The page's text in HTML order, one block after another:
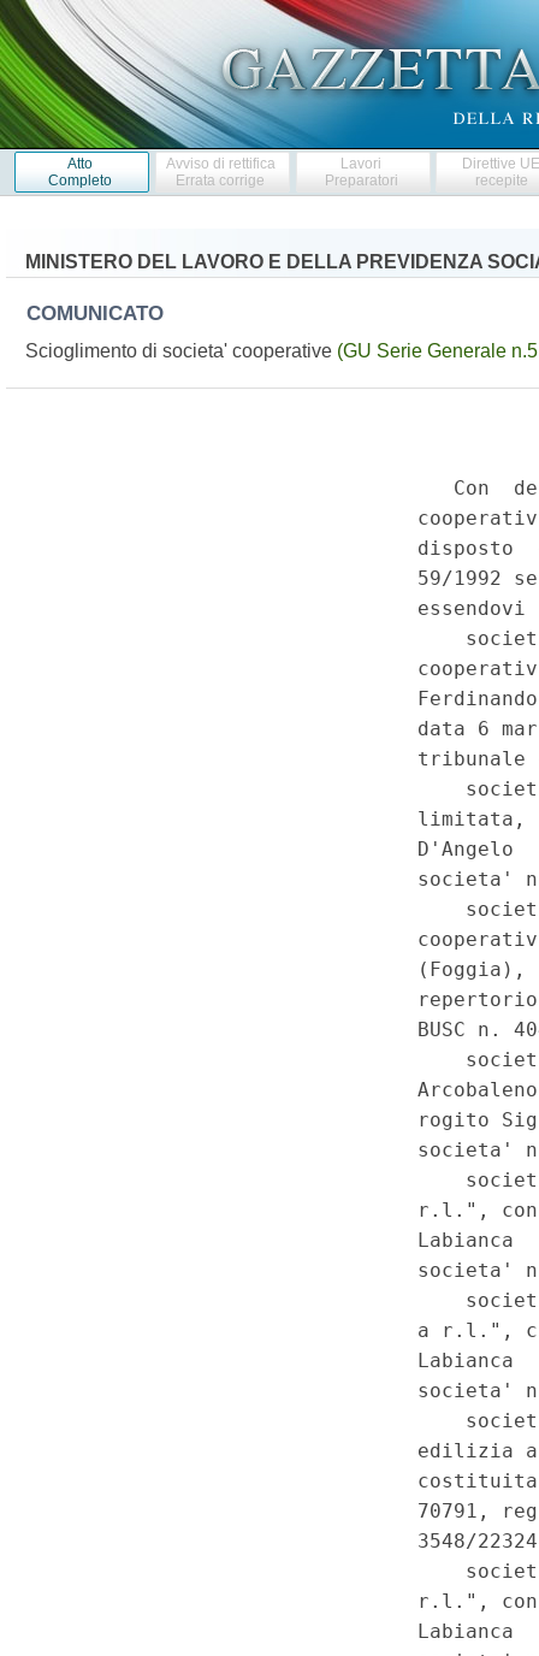
Atto
Completo
Avviso di rettifica
Errata corrige
Lavori
Preparatori
Direttive
recepite
MINISTERO DEL LAVORO E DELLA PREVIDENZA
COMUNICATO
Scioglimento di societa' cooperative (GU Serie Generale